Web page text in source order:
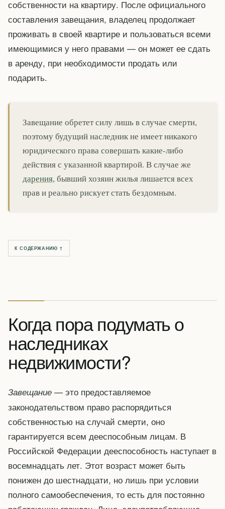
собственности на квартиру. После официального
составления завещания, владелец продолжает
проживать в своей квартире и пользоваться всеми
имеющимися у него правами — он может ее сдать
в аренду, при необходимости продать или
подарить.
Завещание обретет силу лишь в случае смерти,
поэтому будущий наследник не имеет никакого
юридического права совершать какие-либо
действия с указанной квартирой. В случае же
дарения, бывший хозяин жилья лишается всех
прав и реально рискует стать бездомным.
К СОДЕРЖАНИЮ ↑
Когда пора подумать о
наследниках
недвижимости?
Завещание — это предоставляемое
законодательством право распорядиться
собственностью на случай смерти, оно
гарантируется всем дееспособным лицам. В
Российской Федерации дееспособность наступает в
восемнадцать лет. Этот возраст может быть
понижен до шестнадцати, но лишь при условии
полного самообеспечения, то есть для постоянно